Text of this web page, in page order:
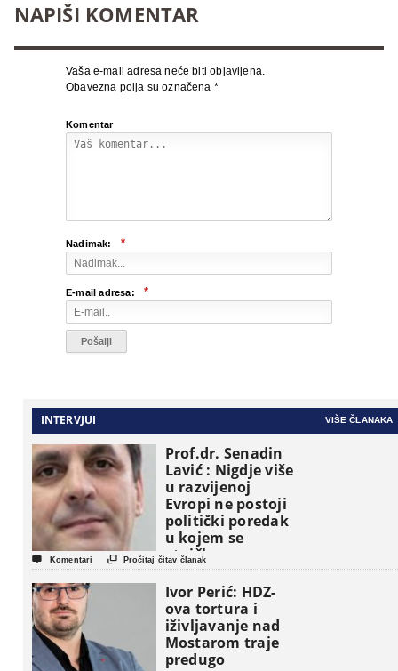
NAPIŠI KOMENTAR
Vaša e-mail adresa neće biti objavljena.
Obavezna polja su označena *
Komentar
Nadimak: *
E-mail adresa: *
INTERVJUI VIŠE ČLANAKA
Prof.dr. Senadin
Lavić : Nigdje više
u razvijenoj
Evropi ne postoji
politički poredak
u kojem se
etničke grupe
pojavljuju kao
osnovne
političke jedinice
 Komentari  Pročitaj čitav članak
Ivor Perić: HDZ-
ova tortura i
iživljavanje nad
Mostarom traje
predugo